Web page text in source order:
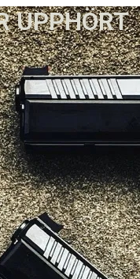
UPPHÖRT